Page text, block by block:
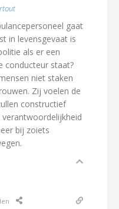
gaat
in levensgevaat is
als er een
conducteur staat?
niet staken
Zij voelen de
constructief
bij zoiets